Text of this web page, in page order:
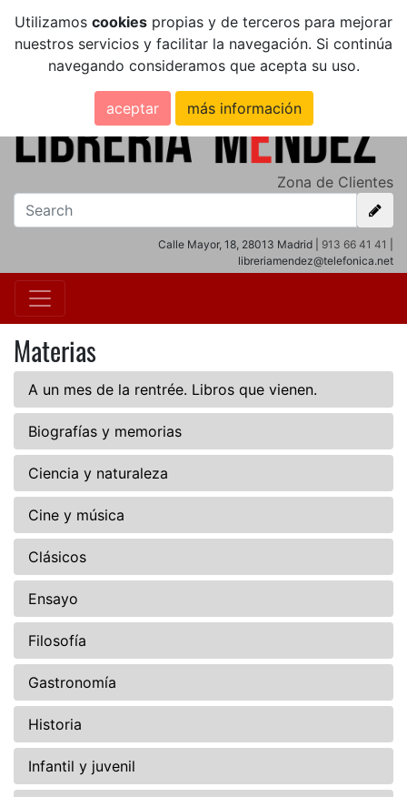
Utilizamos cookies propias y de terceros para mejorar
nuestros servicios y facilitar la navegación. Si continúa
navegando consideramos que acepta su uso.
aceptar más información
Zona de Clientes
Calle Mayor, 18, 28013 Madrid | 913 66 41 41
libreriamendez@telefonica.net
Materias
A un mes de la rentrée. Libros que vienen.
Biografías y memorias
Ciencia y naturaleza
Cine y música
Clásicos
Ensayo
Filosofía
Gastronomía
Historia
Infantil y juvenil